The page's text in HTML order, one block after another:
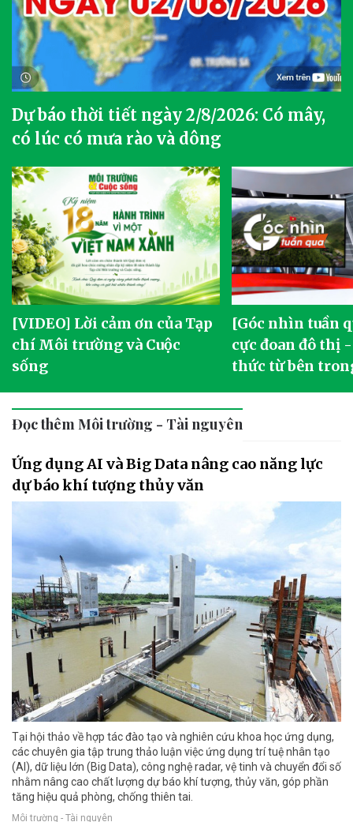
Dự báo thời tiết ngày 2/8/2026: Có mây,
có lúc có mưa rào và dông
[VIDEO] Lời cảm ơn của Tạp
chí Môi trường và Cuộc
sống
[Góc nhìn tuần
cực đoan đô thị
thức từ bên
Đọc thêm Môi trường - Tài nguyên
Ứng dụng AI và Big Data nâng cao năng lực
dự báo khí tượng thủy văn
Tại hội thảo về hợp tác đào tạo và nghiên cứu khoa học ứng dụng,
các chuyên gia tập trung thảo luận việc ứng dụng trí tuệ nhân tạo
(AI), dữ liệu lớn (Big Data), công nghệ radar, vệ tinh và chuyển đổi số
nhằm nâng cao chất lượng dự báo khí tượng, thủy văn, góp phần
tăng hiệu quả phòng, chống thiên tai.
Môi trường - Tài nguyên